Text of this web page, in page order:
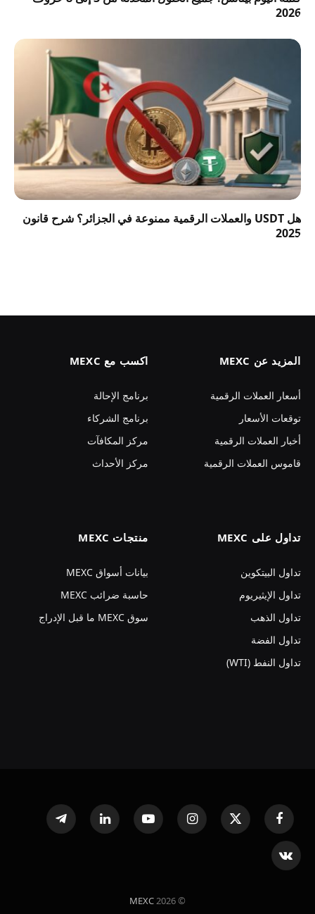
2026
هل USDT والعملات الرقمية ممنوعة في الجزائر؟ شرح قانون
2025
المزيد عن MEXC
أسعار العملات الرقمية
توقعات الأسعار
أخبار العملات الرقمية
قاموس العملات الرقمية
اكسب مع MEXC
برنامج الإحالة
برنامج الشركاء
مركز المكافآت
مركز الأحداث
تداول على MEXC
تداول البيتكوين
تداول الإيثيريوم
تداول الذهب
تداول الفضة
تداول النفط (WTI)
منتجات MEXC
بيانات أسواق MEXC
حاسبة ضرائب MEXC
سوق MEXC ما قبل الإدراج
فيسبوك
X
(Twitter)
الانستغرام يوتيوب لينكدإن تيلقرام
VKontakte
© 2026
MEXC